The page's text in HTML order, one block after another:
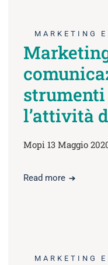
MARKETING
l’attività
Mopi 13 Maggio
Read more
MARKETING